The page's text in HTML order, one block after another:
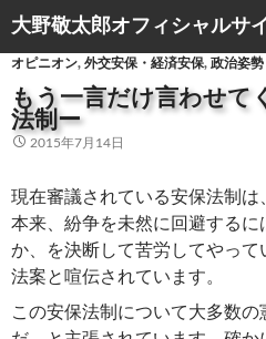
Search
TO
CONTENT
オピニオン, 外交安保・経済安保, 政治姿
もう一言だけ言わせて
法制ー
2015年7月14日
現在審議されている安保法制は
本来、紛争を未然に回避する
か、を決断して苦労してやっ
法案と喧伝されています。
この安保法制について大多数